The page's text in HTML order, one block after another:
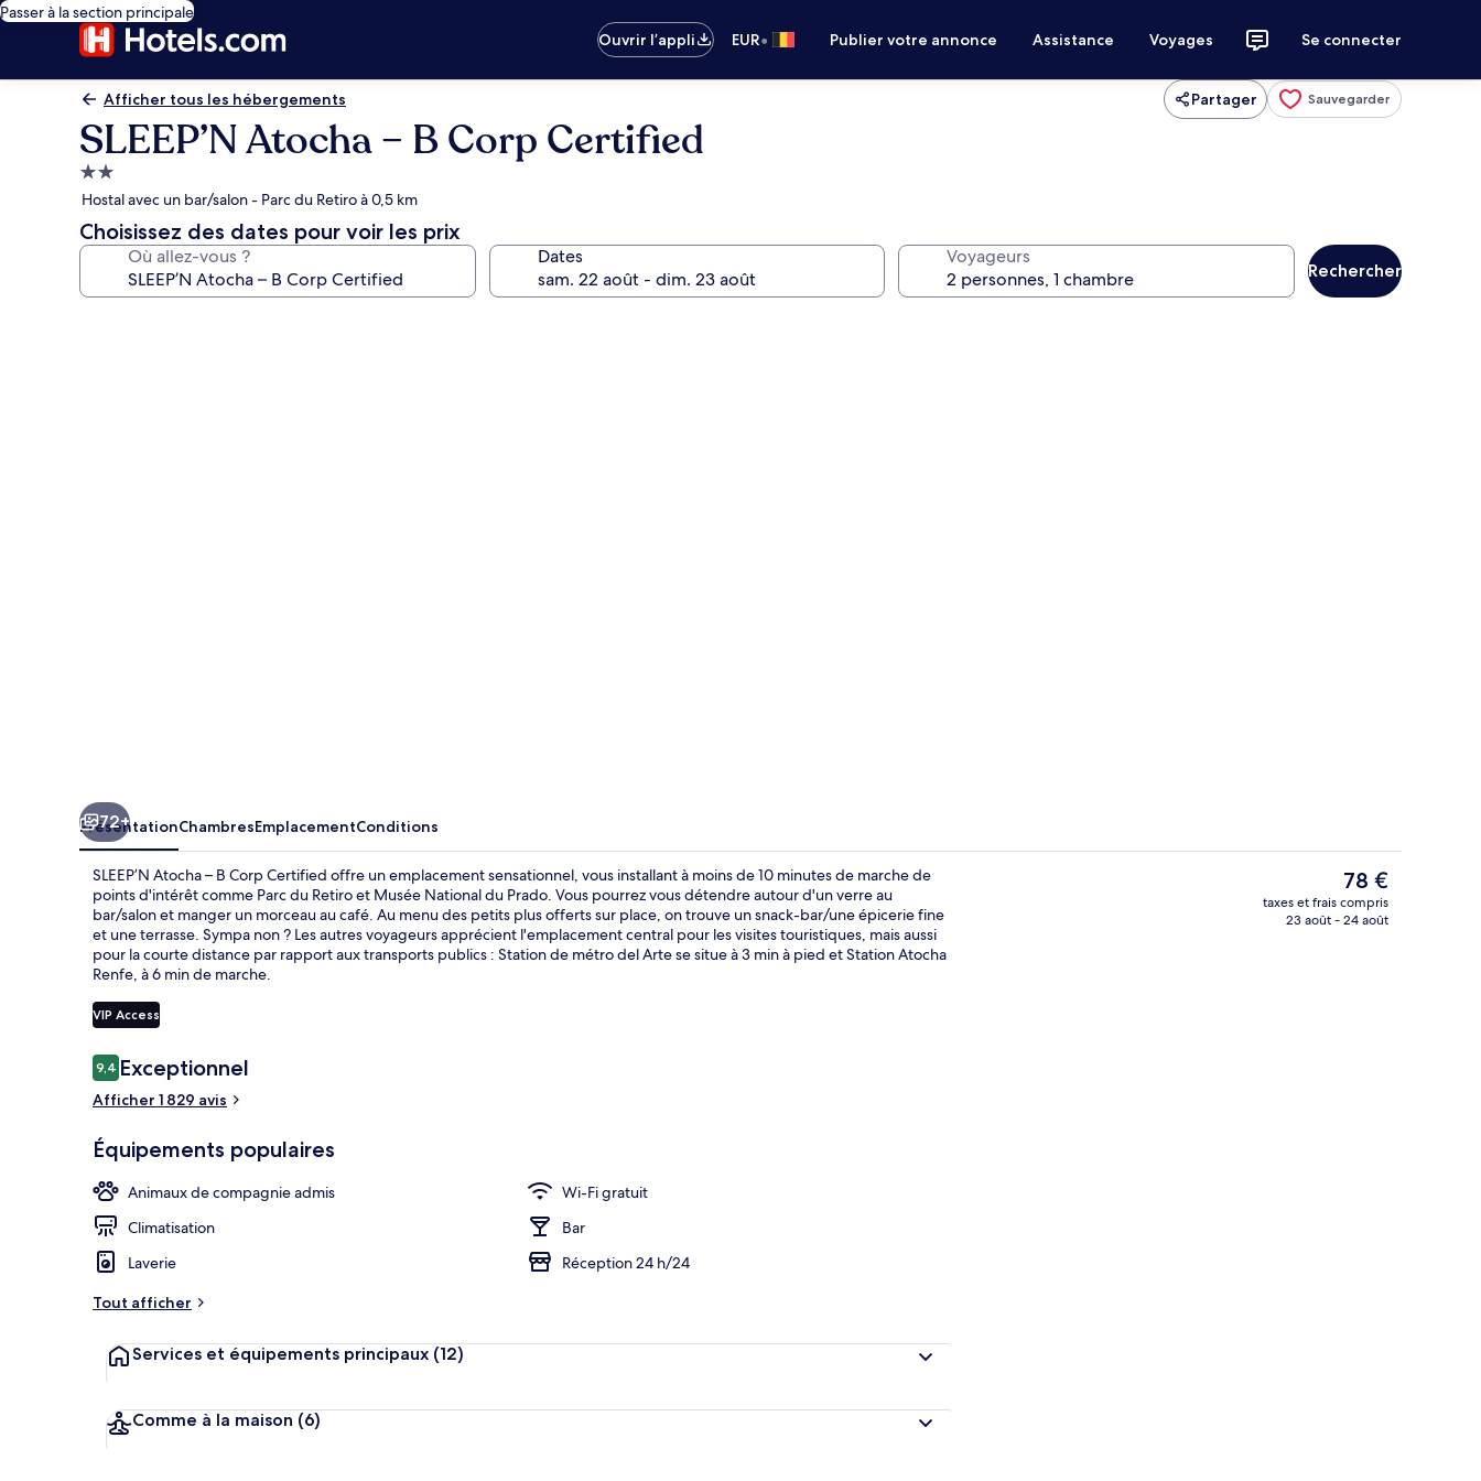
Passer à la section principale
Ouvrir l’appli
EUR• Publier votre annonce Assistance Voyages Se connecter
Afficher tous les hébergements Partager Sauvegarder
SLEEP’N Atocha – B Corp Certified
Hébergement
2.0 étoiles
Hostal avec un bar/salon - Parc du Retiro à 0,5 km
Choisissez des dates pour voir les prix
Où allez-vous ? Dates Voyageurs
Rechercher
Terrasse/Patio
72+
PrésentationChambresEmplacementConditions
SLEEP’N Atocha – B Corp Certified offre un emplacement sensationnel, vous installant à moins de 10 minutes de marche de
points d'intérêt comme Parc du Retiro et Musée National du Prado. Vous pourrez vous détendre autour d'un verre au
bar/salon et manger un morceau au café. Au menu des petits plus offerts sur place, on trouve un snack-bar/une épicerie fine
et une terrasse. Sympa non ? Les autres voyageurs apprécient l'emplacement central pour les visites touristiques, mais aussi
pour la courte distance par rapport aux transports publics : Station de métro del Arte se situe à 3 min à pied et Station Atocha
Renfe, à 6 min de marche.
VIP Access
Avis
voyageurs
9,49,4 sur 10
Exceptionnel
Afficher 1 829 avis
Équipements populaires
Animaux de compagnie admis
Wi-Fi gratuit
Climatisation
Bar
Laverie
Réception 24 h/24
Tout afficher
Services et équipements principaux (12)
Comme à la maison (6)
Le
prix
actuel
78 €
taxes et frais compris
23 août - 24 août